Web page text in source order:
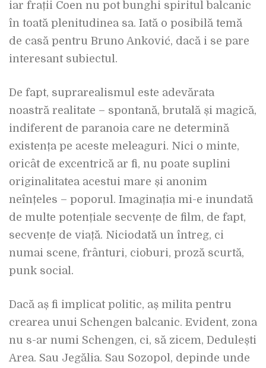
iar frații Coen nu pot bunghi spiritul balcanic
în toată plenitudinea sa. Iată o posibilă temă
de casă pentru Bruno Anković, dacă i se pare
interesant subiectul.
De fapt, suprarealismul este adevărata
noastră realitate – spontană, brutală și magică,
indiferent de paranoia care ne determină
existența pe aceste meleaguri. Nici o minte,
oricât de excentrică ar fi, nu poate suplini
originalitatea acestui mare și anonim
neînțeles – poporul. Imaginația mi-e inundată
de multe potențiale secvențe de film, de fapt,
secvențe de viață. Niciodată un întreg, ci
numai scene, frânturi, cioburi, proză scurtă,
punk social.
Dacă aș fi implicat politic, aș milita pentru
crearea unui Schengen balcanic. Evident, zona
nu s-ar numi Schengen, ci, să zicem, Dedulești
Area. Sau Jegălia. Sau Sozopol, depinde unde